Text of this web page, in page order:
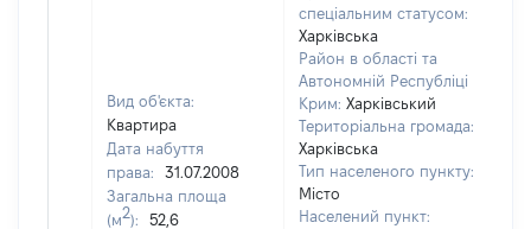
Вид об'єкта:
Квартира
Дата набуття
права:
31.07.2008
Загальна площа
(м2):
52,6
спеціальним статусом:
Харківська
Район в області та
Автономній Республіці
Крим: Харківський
Територіальна громада:
Харківська
Тип населеного пункту:
Місто
Населений пункт: